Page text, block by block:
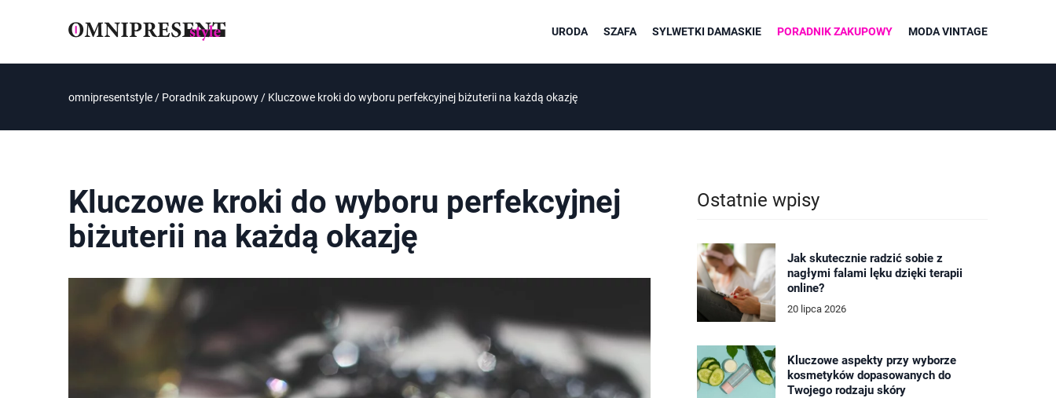
URODA SZAFA SYLWETKI DAMASKIE PORADNIK ZAKUPOWY MODA VINTAGE
omnipresentstyle / Poradnik zakupowy / Kluczowe kroki do wyboru perfekcyjnej biżuterii na każdą okazję
Kluczowe kroki do wyboru perfekcyjnej
biżuterii na każdą okazję
Ostatnie wpisy
Jak skutecznie radzić sobie z
nagłymi falami lęku dzięki terapii
online?
20 lipca 2026
Kluczowe aspekty przy wyborze
kosmetyków dopasowanych do
Twojego rodzaju skóry